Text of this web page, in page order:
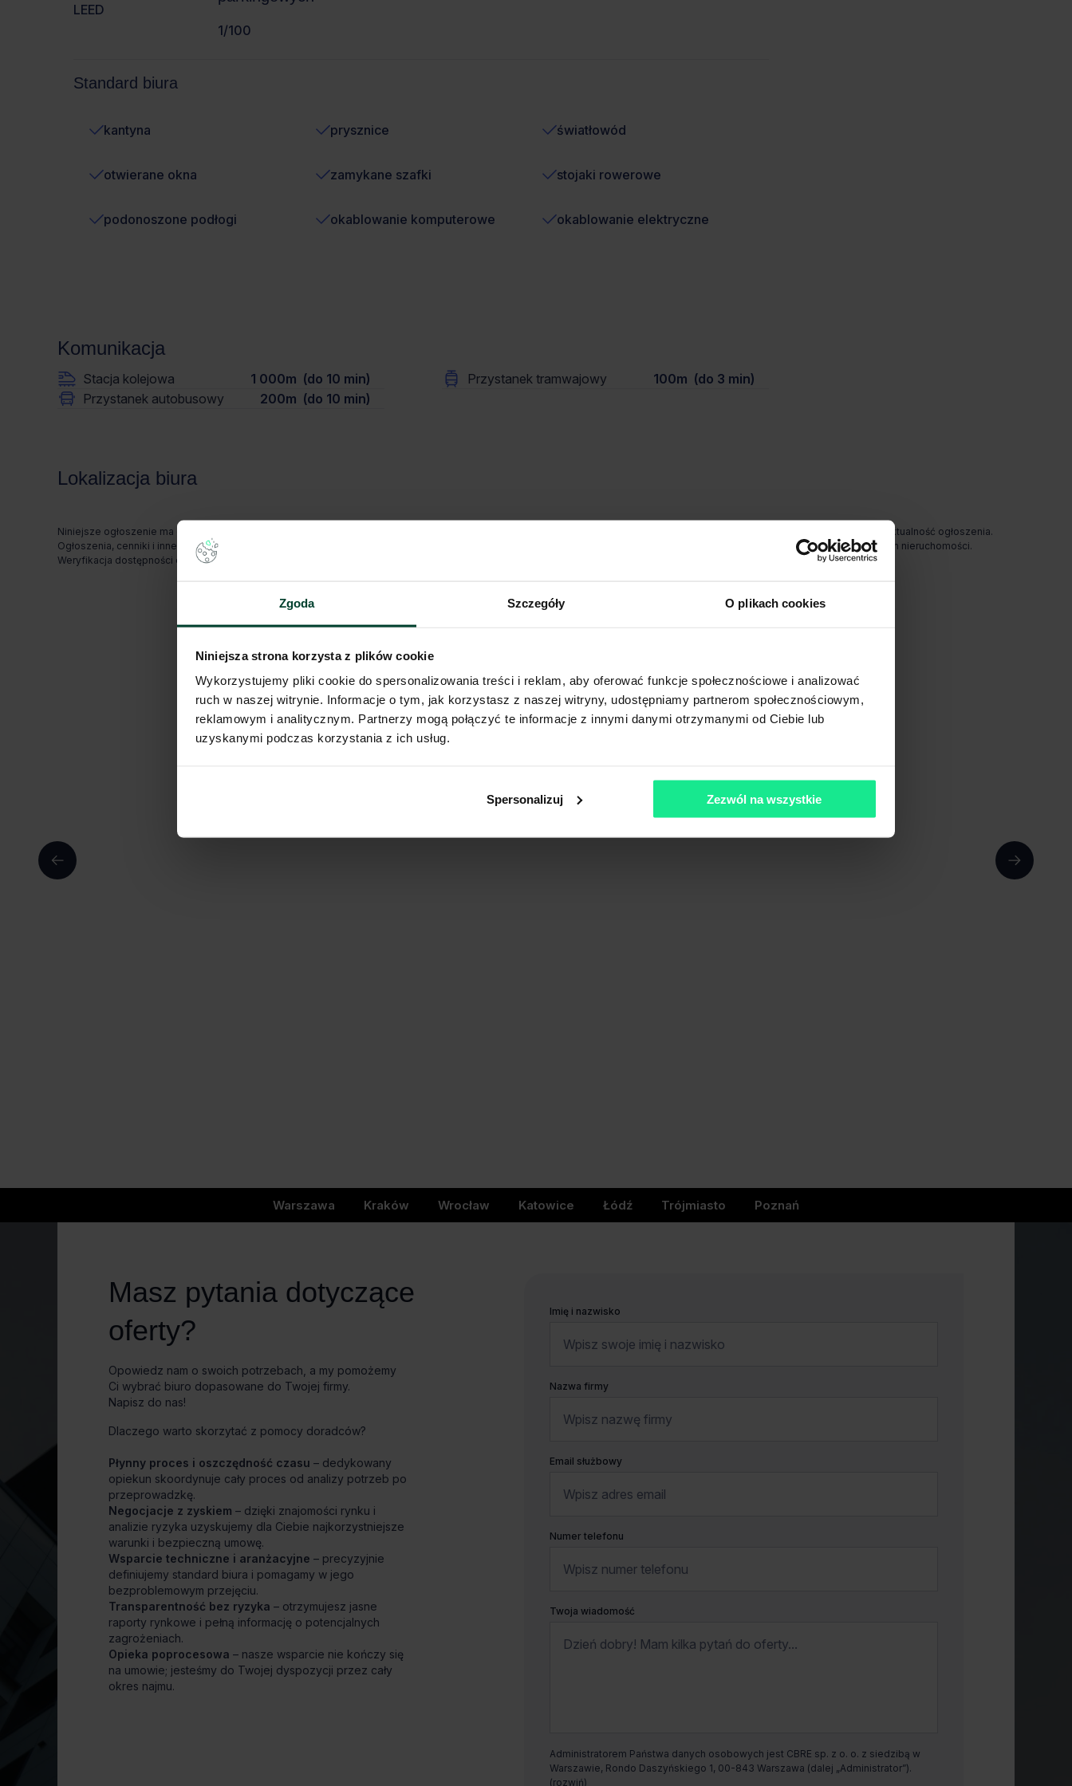
Zgoda Szczegóły O plikach cookies
Niniejsza strona korzysta z plików cookie
Wykorzystujemy pliki cookie do spersonalizowania treści i reklam, aby oferować funkcje społecznościowe i analizować
ruch w naszej witrynie. Informacje o tym, jak korzystasz z naszej witryny, udostępniamy partnerom społecznościowym,
reklamowym i analitycznym. Partnerzy mogą połączyć te informacje z innymi danymi otrzymanymi od Ciebie lub
uzyskanymi podczas korzystania z ich usług.
Spersonalizuj Zezwól na wszystkie
LEED
1/100
Standard biura
kantyna prysznice światłowód
otwierane okna zamykane szafki stojaki rowerowe
podonoszone podłogi okablowanie komputerowe okablowanie elektryczne
Komunikacja
Stacja kolejowa 1 000m (do 10 min) Przystanek tramwajowy
100m (do 3 min)
Przystanek autobusowy
200m (do 10 min)
Lokalizacja biura
Niniejsze ogłoszenie ma charakter wyłącznie informacyjny i nie stanowi oferty w myśl art. 66 § 1. Kodeksu Cywilnego. CBRE sp. z o.o. nie odpowiada za ewentualne błędy lub nieaktualność ogłoszenia.
Ogłoszenia, cenniki i inne informacje zawarte na stronie internetowej mogą się różnić od danych rzeczywistych. Publikacja ogłoszenia nie gwarantuje dostępności prezentowanych nieruchomości.
Weryfikacja dostępności odbywa się po wysłaniu formularza kontaktowego.
Warszawa Kraków Wrocław Katowice Łódź Trójmiasto Poznań
Masz pytania dotyczące
oferty?
Opowiedz nam o swoich potrzebach, a my pomożemy
Ci wybrać biuro dopasowane do Twojej firmy.
Napisz do nas!
Dlaczego warto skorzytać z pomocy doradców?
Płynny proces i oszczędność czasu – dedykowany
opiekun skoordynuje cały proces od analizy potrzeb po
przeprowadzkę.
Negocjacje z zyskiem – dzięki znajomości rynku i
analizie ryzyka uzyskujemy dla Ciebie najkorzystniejsze
warunki i bezpieczną umowę.
Wsparcie techniczne i aranżacyjne – precyzyjnie
definiujemy standard biura i pomagamy w jego
bezproblemowym przejęciu.
Transparentność bez ryzyka – otrzymujesz jasne
raporty rynkowe i pełną informację o potencjalnych
zagrożeniach.
Opieka poprocesowa – nasze wsparcie nie kończy się
na umowie; jesteśmy do Twojej dyspozycji przez cały
okres najmu.
Imię i nazwisko
Nazwa firmy
Email służbowy
Numer telefonu
Twoja wiadomość
Administratorem Państwa danych osobowych jest CBRE sp. z o. o. z siedzibą w
Warszawie, Rondo Daszyńskiego 1, 00-843 Warszawa (dalej „Administrator”).